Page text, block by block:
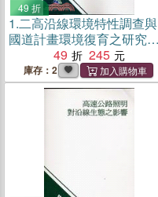
49 折
1.二高沿線環境特性調查與
國道計畫環境復育之研究
49 245
庫存：2